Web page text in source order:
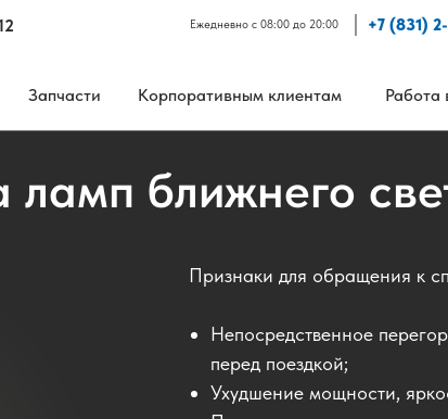
Запчасти
+7 (831)
Ежедневно с 08:00 до 20:00
Корпоративным клиентам
ламп ближнего
Признаки для обращения к
Непосредственное
перед поездкой;
Ухудшение мощности,